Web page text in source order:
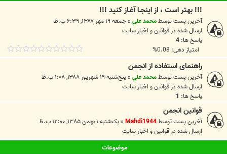
!!! بهتر است ، از اينجـا آغـاز کنيد !!!
آخرین پست توسطمحمد علي« جمعه ۱۹ مهر ۱۳۸۷, ۶:۳۹ ب.ظ
ارسال شده در قوانين و اخبار سايت
پاسخ ها: 4
امتیاز دهی: 0.08%
راهنمای استفاده از انجمن
آخرین پست توسطمحمد علي« پنج‌شنبه ۱۹ شهریور ۱۳۸۸, ۱:۰۸ ب.ظ
ارسال شده در قوانين و اخبار سايت
پاسخ ها: 1
قوانین انجمن
آخرین پست توسطMahdi1944
« یک‌شنبه ۱ بهمن ۱۳۸۵, ۱۲:۰۰ ب.ظ
ارسال شده در قوانين و اخبار سايت
موضوعات